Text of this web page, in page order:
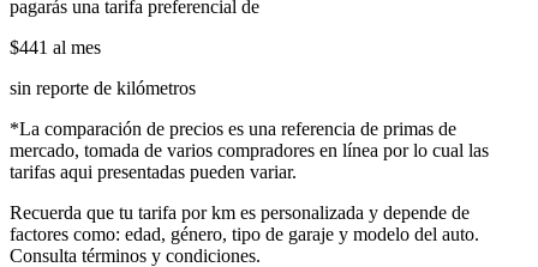
pagarás una tarifa preferencial de
$441 al mes
sin reporte de kilómetros
*La comparación de precios es una referencia de primas de
mercado, tomada de varios compradores en línea por lo cual las
tarifas aqui presentadas pueden variar.
Recuerda que tu tarifa por km es personalizada y depende de
factores como: edad, género, tipo de garaje y modelo del auto.
Consulta términos y condiciones.